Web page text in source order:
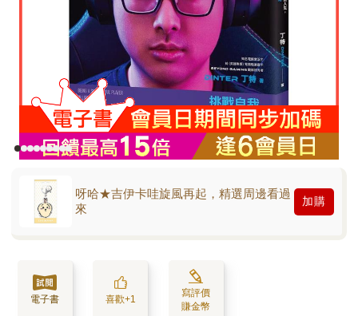
呀哈★吉伊卡哇旋風再起，精選周邊看過
來
加購
電子書 喜歡+1
寫評價
賺金幣